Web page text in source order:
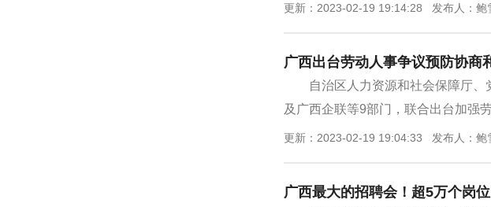
更新：2023-02-19 19:14:28 发布人：鲍
广西出台劳动人事争议预防协商
自治区人力资源和社会保障厅
及广西企联等9部门，联合出台加强
更新：2023-02-19 19:04:33 发布人：鲍
广西最大的招聘会！超5万个岗